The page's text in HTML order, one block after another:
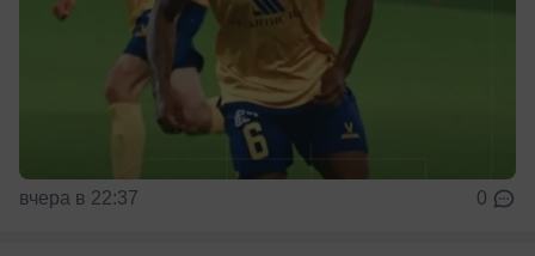
вчера в 22:37 0